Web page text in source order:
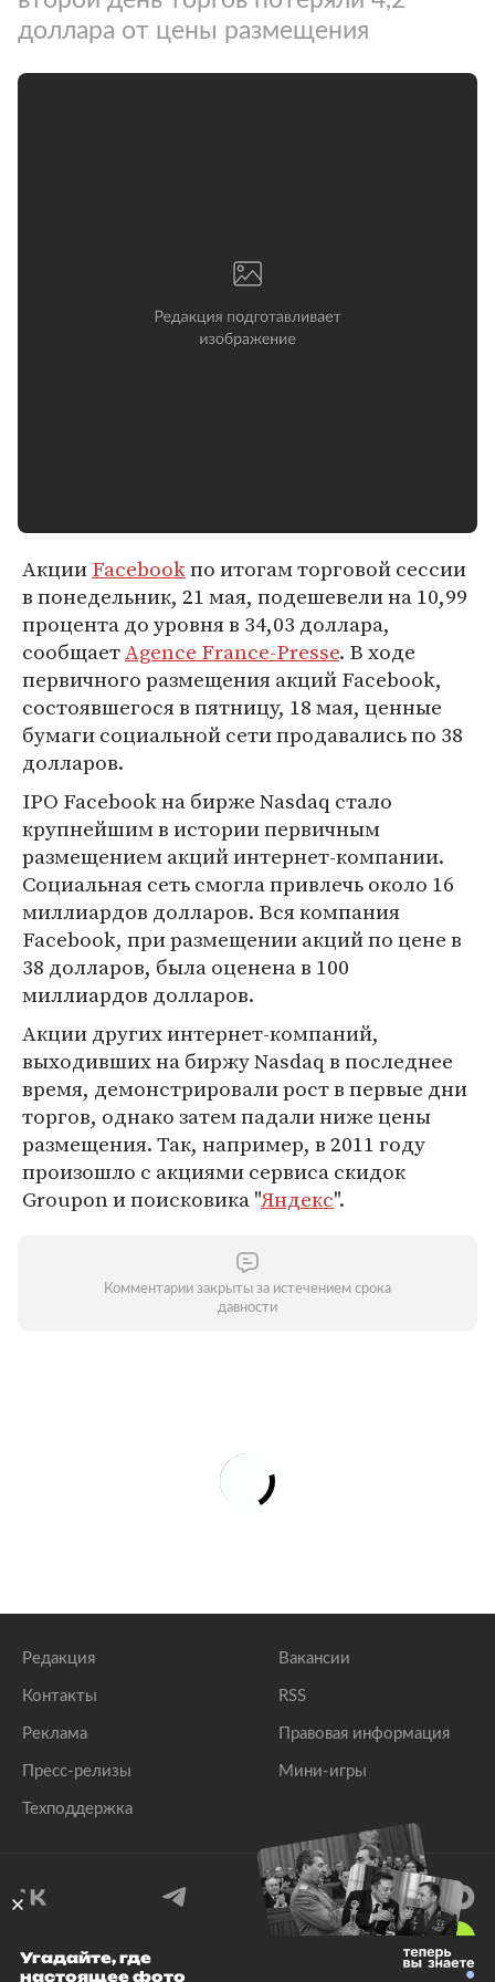
доллара от цены размещения
АкцииFacebookпо итогам торговой сессии
в понедельник, 21 мая, подешевели на 10,99
процента до уровня в 34,03 доллара,
сообщаетAgence France-Presse. В ходе
первичного размещения акций Facebook,
состоявшегося в пятницу, 18 мая, ценные
бумаги социальной сети продавались по 38
долларов.
IPO Facebook на бирже Nasdaq стало
крупнейшим в истории первичным
размещением акций интернет-компании.
Социальная сеть смогла привлечь около 16
миллиардов долларов. Вся компания
Facebook, при размещении акций по цене в
38 долларов, была оценена в 100
миллиардов долларов.
Акции других интернет-компаний,
выходивших на биржу Nasdaq в последнее
время, демонстрировали рост в первые дни
торгов, однако затем падали ниже цены
размещения. Так, например, в 2011 году
произошло с акциями сервиса скидок
Groupon и поисковика "Яндекс".
Комментарии закрыты за истечением срока
давности
Редакция
Контакты
Реклама
Пресс-релизы
Техподдержка
Вакансии
RSS
Правовая информация
Мини-игры
© 1999–2026 Все права защищены.
Угадайте, где
настоящее фото